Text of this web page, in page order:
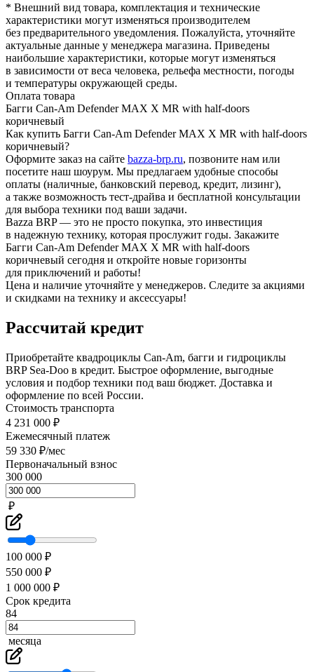
* Внешний вид товара, комплектация и технические
характеристики могут изменяться производителем
без предварительного уведомления. Пожалуйста, уточняйте
актуальные данные у менеджера магазина. Приведены
наибольшие характеристики, которые могут изменяться
в зависимости от веса человека, рельефа местности, погоды
и температуры окружающей среды.
Оплата товара
Багги Can-Am Defender MAX X MR with half-doors
коричневый
Как купить Багги Can-Am Defender MAX X MR with half-doors
коричневый?
Оформите заказ на сайте bazza-brp.ru, позвоните нам или
посетите наш шоурум. Мы предлагаем удобные способы
оплаты (наличные, банковский перевод, кредит, лизинг),
а также возможность тест-драйва и бесплатной консультации
для выбора техники под ваши задачи.
Bazza BRP — это не просто покупка, это инвестиция
в надежную технику, которая прослужит годы. Закажите
Багги Can-Am Defender MAX X MR with half-doors
коричневый сегодня и откройте новые горизонты
для приключений и работы!
Цена и наличие уточняйте у менеджеров. Следите за акциями
и скидками на технику и аксессуары!
Рассчитай кредит
Приобретайте квадроциклы Can-Am, багги и гидроциклы
BRP Sea-Doo в кредит. Быстрое оформление, выгодные
условия и подбор техники под ваш бюджет. Доставка и
оформление по всей России.
Стоимость транспорта
4 231 000 ₽
Ежемесячный платеж
59 330 ₽/мес
Первоначальный взнос
300 000
₽
100 000 ₽
550 000 ₽
1 000 000 ₽
Срок кредита
84
месяца